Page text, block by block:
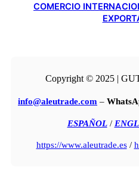
COMERCIO
Copyright © 2025 |
info@aleutrade.com –
ESPAÑOL/
https://www.aleutrade.es/